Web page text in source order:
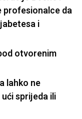
profesionalce da
i
otvorenim
lahko ne
sprijeda ili